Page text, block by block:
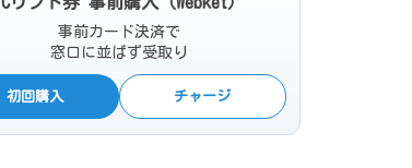
事前カード決済で
窓口に並ばず受取り
初回購入 チャージ